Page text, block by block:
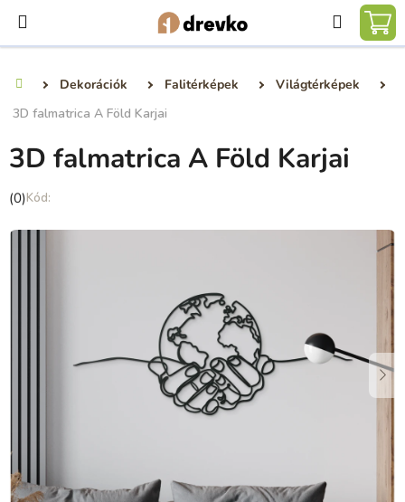
fő
Dekorációk Falitérképek
Világtérképek
3D falmatrica A Föld Karjai
3D falmatrica A Föld Karjai
A
átlagos
(0)